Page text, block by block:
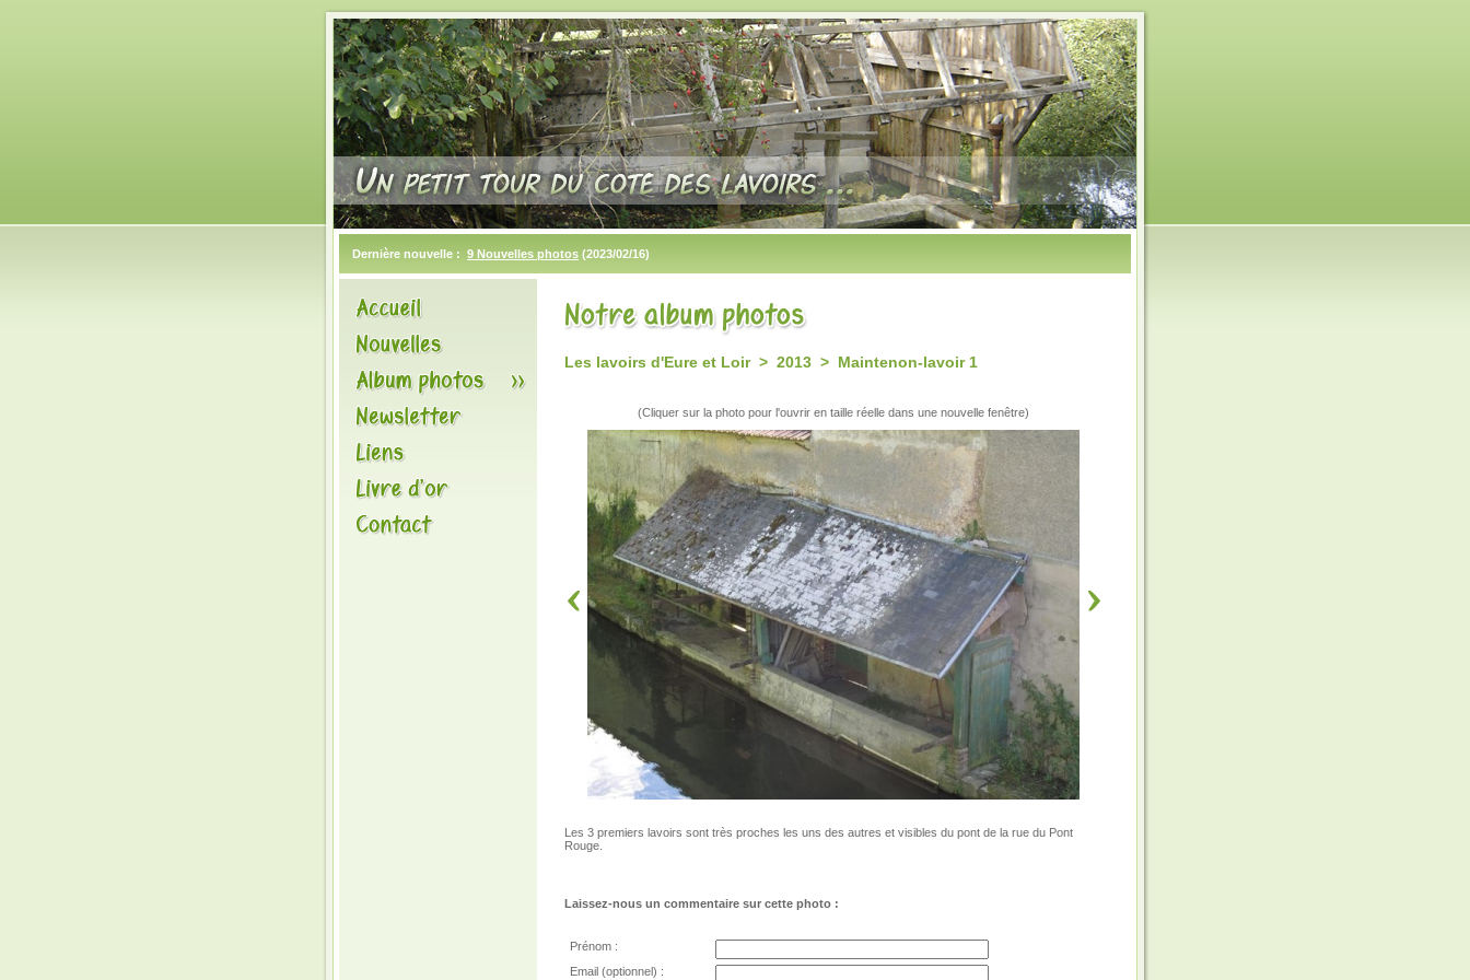
Dernière nouvelle : 9 Nouvelles photos (2023/02/16)
Les lavoirs d'Eure et Loir > 2013 > Maintenon-lavoir 1
(Cliquer sur la photo pour l'ouvrir en taille réelle dans une nouvelle fenêtre)
Les 3 premiers lavoirs sont très proches les uns des autres et visibles du pont de la rue du Pont
Rouge.
Laissez-nous un commentaire sur cette photo :
Prénom :
Email (optionnel) :